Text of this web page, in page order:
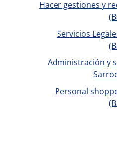
Hacer gestiones y
Servicios
Administración y
Personal